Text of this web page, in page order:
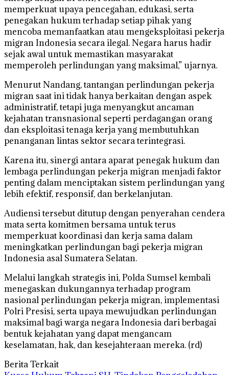
memperkuat upaya pencegahan, edukasi, serta
penegakan hukum terhadap setiap pihak yang
mencoba memanfaatkan atau mengeksploitasi pekerja
migran Indonesia secara ilegal. Negara harus hadir
sejak awal untuk memastikan masyarakat
memperoleh perlindungan yang maksimal,” ujarnya.
Menurut Nandang, tantangan perlindungan pekerja
migran saat ini tidak hanya berkaitan dengan aspek
administratif, tetapi juga menyangkut ancaman
kejahatan transnasional seperti perdagangan orang
dan eksploitasi tenaga kerja yang membutuhkan
penanganan lintas sektor secara terintegrasi.
Karena itu, sinergi antara aparat penegak hukum dan
lembaga perlindungan pekerja migran menjadi faktor
penting dalam menciptakan sistem perlindungan yang
lebih efektif, responsif, dan berkelanjutan.
Audiensi tersebut ditutup dengan penyerahan cendera
mata serta komitmen bersama untuk terus
memperkuat koordinasi dan kerja sama dalam
meningkatkan perlindungan bagi pekerja migran
Indonesia asal Sumatera Selatan.
Melalui langkah strategis ini, Polda Sumsel kembali
menegaskan dukungannya terhadap program
nasional perlindungan pekerja migran, implementasi
Polri Presisi, serta upaya mewujudkan perlindungan
maksimal bagi warga negara Indonesia dari berbagai
bentuk kejahatan yang dapat mengancam
keselamatan, hak, dan kesejahteraan mereka. (rd)
Berita Terkait